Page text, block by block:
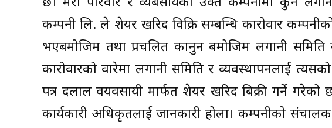
छ। मेरो परिवार र व्यबसायको उक्त कम्पनीमा कुनै
कम्पनी लि. ले शेयर खरिद विक्रि सम्बन्धि कारोवार
भएबमोजिम तथा प्रचलित कानुन बमोजिम लगानी
कारोवारको वारेमा लगानी समिति र व्यवस्थापनलाई
पत्र दलाल वयवसायी मार्फत शेयर खरिद बिक्री गर्ने
कार्यकारी अधिकृतलाई जानकारी होला। कम्पनीको